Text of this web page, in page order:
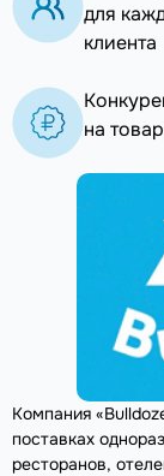
для
клиента
на
Компания
поставках
ресторанов,